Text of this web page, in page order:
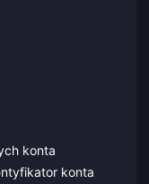
konta
konta